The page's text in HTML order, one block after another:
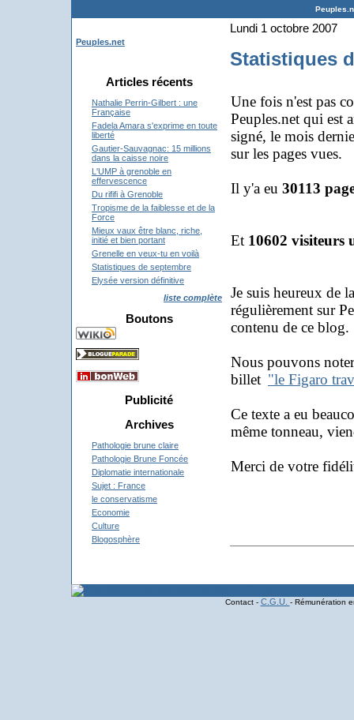
Peuples.net
Articles récents
Nathalie Perrin-Gilbert : une
Française
Fadela Amara s'exprime en toute
liberté
Gautier-Sauvagnac: 15 millions
dans la caisse noire
L'UMP à grenoble en
effervescence
Du rififi à Grenoble
Tropisme de la faiblesse et de la
Force
Mieux vaux être blanc, riche,
initié et bien portant
Grenelle en veux-tu en voilà
Statistiques de septembre
Elysée version définitive
liste complète
Boutons
Publicité
Archives
Pathologie brune claire
Pathologie Brune Foncée
Diplomatie internationale
Sujet : France
le conservatisme
Economie
Culture
Blogosphère
Lundi 1 octobre 2007
Statistiques
Une fois n'est pas
Peuples.net qui est
signé, le mois
sur les pages vues.
Il y'a eu 30113
Et 10602 visiteurs
Je suis heureux de
régulièrement sur
contenu de ce blog.
Nous pouvons
billet "le Figaro
Ce texte a eu
même tonneau,
Merci de votre
Contact - C.G.U. - Rémunération